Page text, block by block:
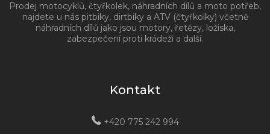
Prodej motocyklů, čtyřkolek, náhradních dílů a moto potřeb,
najdete u nás pitbiky, dirtbiky a ATV (čtyřkolky) včetně
náhradních dílů jako jsou motory, řetězy, ložiska,
zabezpečení proti krádeži a další.
Kontakt
+420 775 242 994